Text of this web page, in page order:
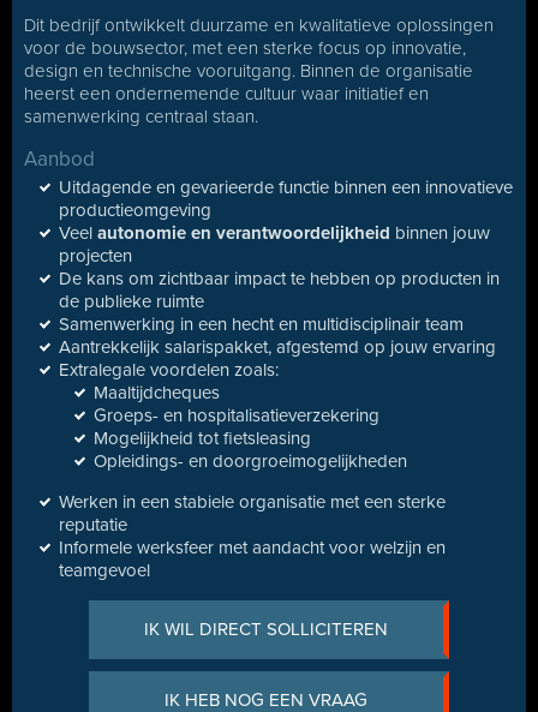
Dit bedrijf ontwikkelt duurzame en kwalitatieve oplossingen
voor de bouwsector, met een sterke focus op innovatie,
design en technische vooruitgang. Binnen de organisatie
heerst een ondernemende cultuur waar initiatief en
samenwerking centraal staan.
Aanbod
Uitdagende en gevarieerde functie binnen een innovatieve
productieomgeving
Veel autonomie en verantwoordelijkheid binnen jouw
projecten
De kans om zichtbaar impact te hebben op producten in
de publieke ruimte
Samenwerking in een hecht en multidisciplinair team
Aantrekkelijk salarispakket, afgestemd op jouw ervaring
Extralegale voordelen zoals:
Maaltijdcheques
Groeps- en hospitalisatieverzekering
Mogelijkheid tot fietsleasing
Opleidings- en doorgroeimogelijkheden
Werken in een stabiele organisatie met een sterke
reputatie
Informele werksfeer met aandacht voor welzijn en
teamgevoel
IK WIL DIRECT SOLLICITEREN
IK HEB NOG EEN VRAAG